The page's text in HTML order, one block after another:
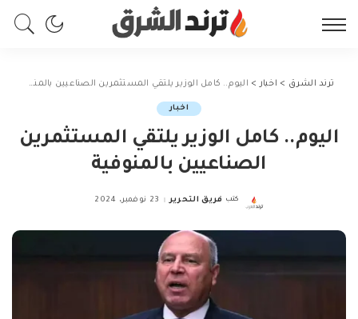
ترند الشرق > اخبار > اليوم.. كامل الوزير يلتقي المستثمرين الصناعيين بالمنوفية
اخبار
اليوم.. كامل الوزير يلتقي المستثمرين
الصناعيين بالمنوفية
Posted
كتب فريق التحرير 23 نوفمبر، 2024